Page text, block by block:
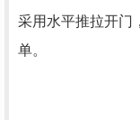
采用水平推拉开门
单。